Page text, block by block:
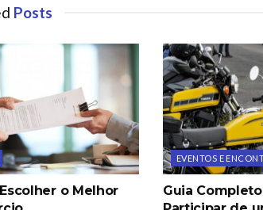
Posts
o Melhor
EVENTOS E
Guia